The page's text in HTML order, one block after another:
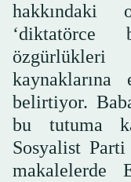
hakkındaki
‘diktatörce
özgürlükleri
kaynaklarına
belirtiyor.
bu tutuma
Sosyalist Parti
makalelerde